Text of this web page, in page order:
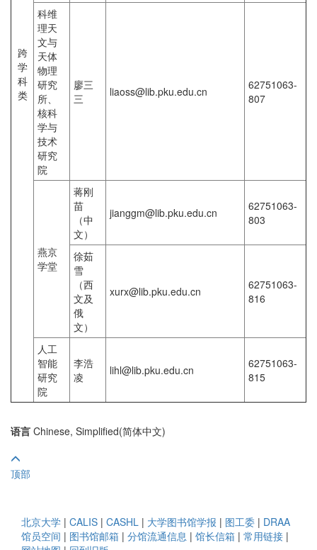
跨
学
科
类
科维
理天
文与
天体
物理
研究
所、
核科
学与
技术
研究
院
廖三
三
liaoss@lib.pku.edu.cn
62751063-
807
燕京
学堂
蒋刚
苗
（中
文）
jianggm@lib.pku.edu.cn
62751063-
803
徐茹
雪
（西
文及
俄
文）
xurx@lib.pku.edu.cn
62751063-
816
人工
智能
研究
院
李浩
凌
lihl@lib.pku.edu.cn
62751063-
815
语言 Chinese, Simplified(简体中文)
顶部
北京大学 | CALIS | CASHL | 大学图书馆学报 | 图工委 | DRAA
馆员空间 | 图书馆邮箱 | 分馆流通信息 | 馆长信箱 | 常用链接 |